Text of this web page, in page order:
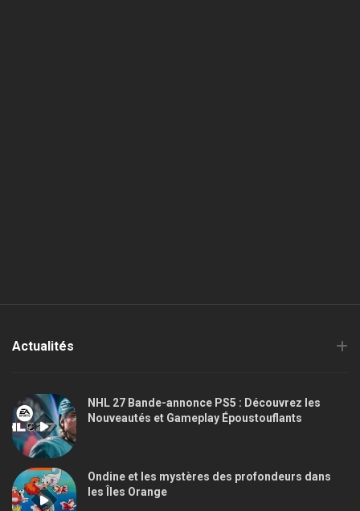
Actualités
NHL 27 Bande-annonce PS5 : Découvrez les
Nouveautés et Gameplay Époustouflants
Ondine et les mystères des profondeurs dans
les Îles Orange